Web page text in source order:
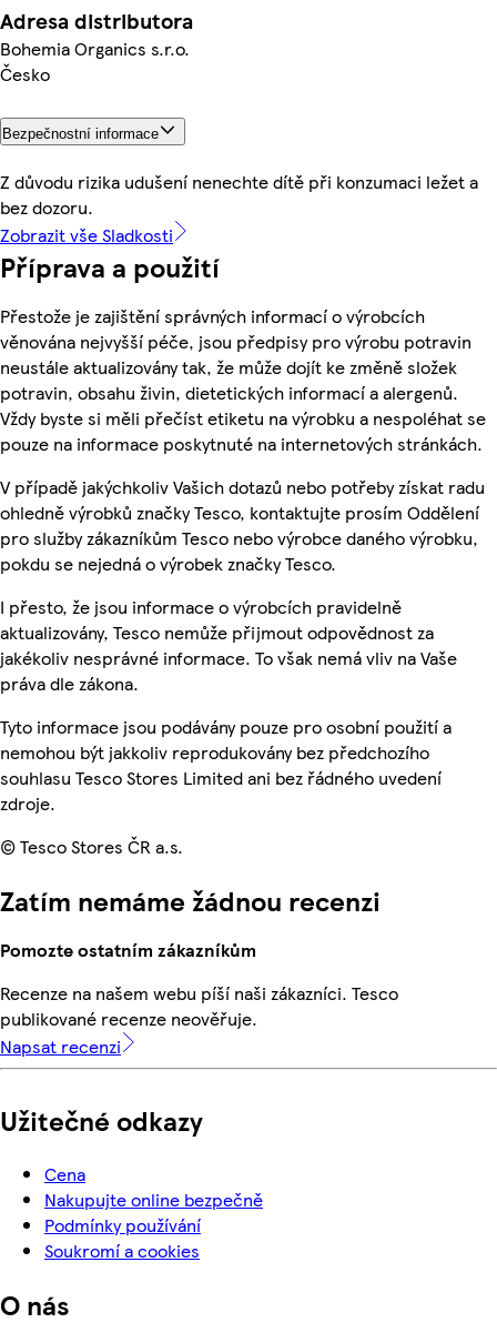
Adresa distributora
Bohemia Organics s.r.o.
Česko
Bezpečnostní informace
Z důvodu rizika udušení nenechte dítě při konzumaci ležet a
bez dozoru.
Zobrazit vše Sladkosti
Příprava a použití
Přestože je zajištění správných informací o výrobcích
věnována nejvyšší péče, jsou předpisy pro výrobu potravin
neustále aktualizovány tak, že může dojít ke změně složek
potravin, obsahu živin, dietetických informací a alergenů.
Vždy byste si měli přečíst etiketu na výrobku a nespoléhat se
pouze na informace poskytnuté na internetových stránkách.
V případě jakýchkoliv Vašich dotazů nebo potřeby získat radu
ohledně výrobků značky Tesco, kontaktujte prosím Oddělení
pro služby zákazníkům Tesco nebo výrobce daného výrobku,
pokdu se nejedná o výrobek značky Tesco.
I přesto, že jsou informace o výrobcích pravidelně
aktualizovány, Tesco nemůže přijmout odpovědnost za
jakékoliv nesprávné informace. To však nemá vliv na Vaše
práva dle zákona.
Tyto informace jsou podávány pouze pro osobní použití a
nemohou být jakkoliv reprodukovány bez předchozího
souhlasu Tesco Stores Limited ani bez řádného uvedení
zdroje.
© Tesco Stores ČR a.s.
Zatím nemáme žádnou recenzi
Pomozte ostatním zákazníkům
Recenze na našem webu píší naši zákazníci. Tesco
publikované recenze neověřuje.
Napsat recenzi
Užitečné odkazy
Cena
Nakupujte online bezpečně
Podmínky používání
Soukromí a cookies
O nás